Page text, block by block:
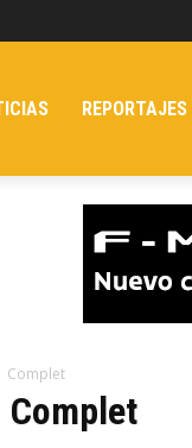
REPORTAJES
Complet